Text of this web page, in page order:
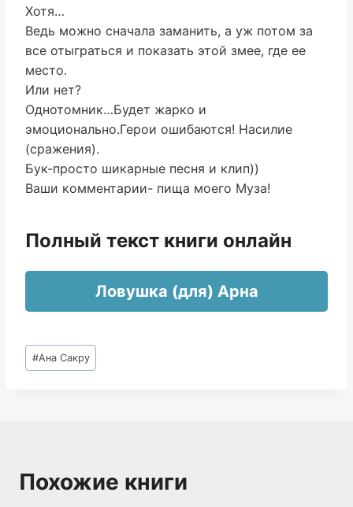
Хотя…
Ведь можно сначала заманить, а уж потом за
все отыграться и показать этой змее, где ее
место.
Или нет?
Однотомник…Будет жарко и
эмоционально.Герои ошибаются! Насилие
(сражения).
Бук-просто шикарные песня и клип))
Ваши комментарии- пища моего Муза!
Полный текст книги онлайн
Ловушка (для) Арна
Метки
записи:
#Ана Сакру
Похожие книги